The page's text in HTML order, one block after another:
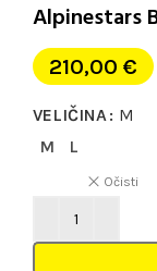
Alpinestars
210,00 €
VELIČINA
M
M
L
Očisti